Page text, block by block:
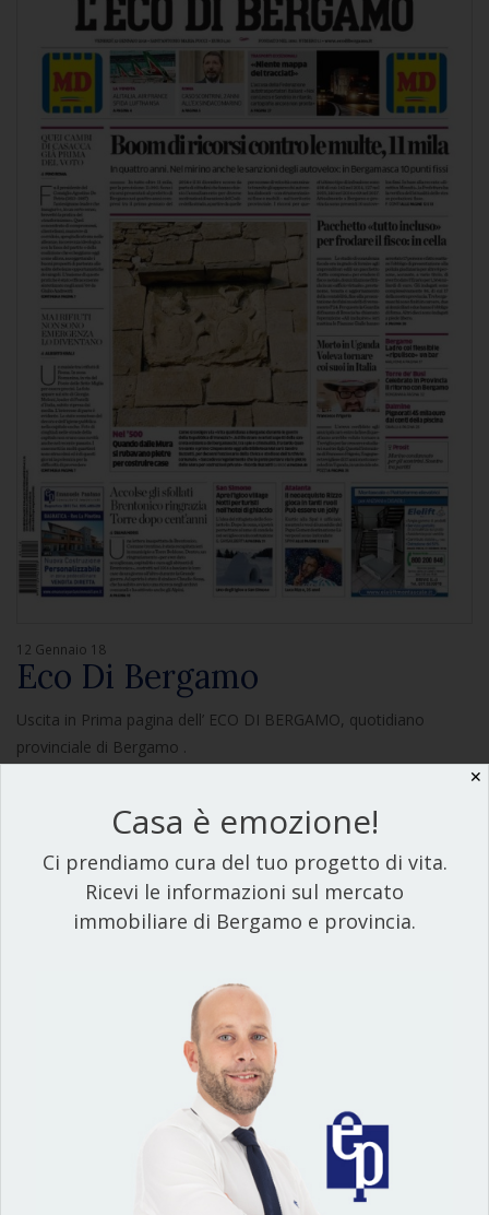
12 Gennaio 18
Eco Di Bergamo
Uscita in Prima pagina dell’ ECO DI BERGAMO, quotidiano
provinciale di Bergamo .
✕
Casa è emozione!
Ci prendiamo cura del tuo progetto di vita.
Ricevi le informazioni sul mercato
immobiliare di Bergamo e provincia.